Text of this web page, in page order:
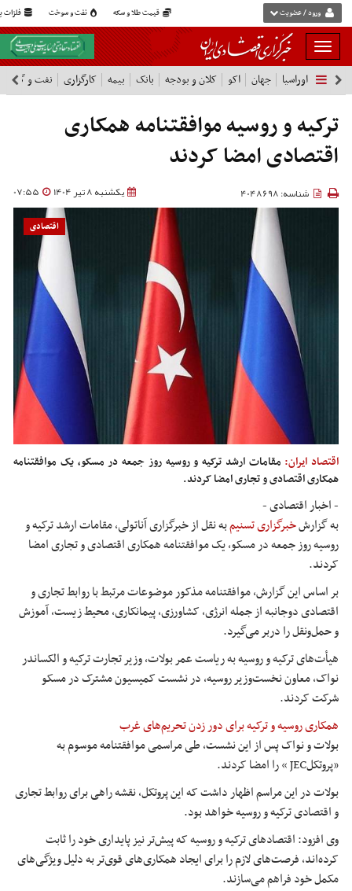
قیمت طلا و سکه نفت و سوخت فلزات ورود / عضویت
بار
و
بسته
نمودن
فهرست
اوراسیا جهان اکو کلان و بودجه بانک بیمه کارگزاری نفت و گاز
ترکیه و روسیه موافقتنامه همکاری
اقتصادی امضا کردند
یکشنبه 8 تیر 1404 07:55 شناسه: 4048698
اقتصادی
اقتصاد ایران: مقامات ارشد ترکیه و روسیه روز جمعه در مسکو، یک موافقتنامه
همکاری اقتصادی و تجاری امضا کردند.
- اخبار اقتصادی -
به گزارشخبرگزاری تسنیمبه نقل از خبرگزاری آناتولی، مقامات ارشد ترکیه و
روسیه روز جمعه در مسکو، یک موافقتنامه همکاری اقتصادی و تجاری امضا
کردند.
بر اساس این گزارش، موافقتنامه مذکور موضوعات مرتبط با روابط تجاری و
اقتصادی دوجانبه از جمله انرژی، کشاورزی، پیمانکاری، محیط زیست، آموزش
و حمل‌ونقل را دربر می‌گیرد.
هیأت‌های ترکیه و روسیه به ریاست عمر بولات، وزیر تجارت ترکیه و الکساندر
نواک، معاون نخست‌وزیر روسیه، در نشست کمیسیون مشترک در مسکو
شرکت کردند.
همکاری روسیه و ترکیه برای دور زدن تحریم‌های غرب
بولات و نواک پس از این نشست، طی مراسمی موافقتنامه موسوم به
«پروتکلJEC » را امضا کردند.
بولات در این مراسم اظهار داشت که این پروتکل، نقشه راهی برای روابط تجاری
و اقتصادی ترکیه و روسیه خواهد بود.
وی افزود: اقتصادهای ترکیه و روسیه که پیش‌تر نیز پایداری خود را ثابت
کرده‌اند، فرصت‌های لازم را برای ایجاد همکاری‌های قوی‌تر به دلیل ویژگی‌های
مکمل خود فراهم می‌سازند.